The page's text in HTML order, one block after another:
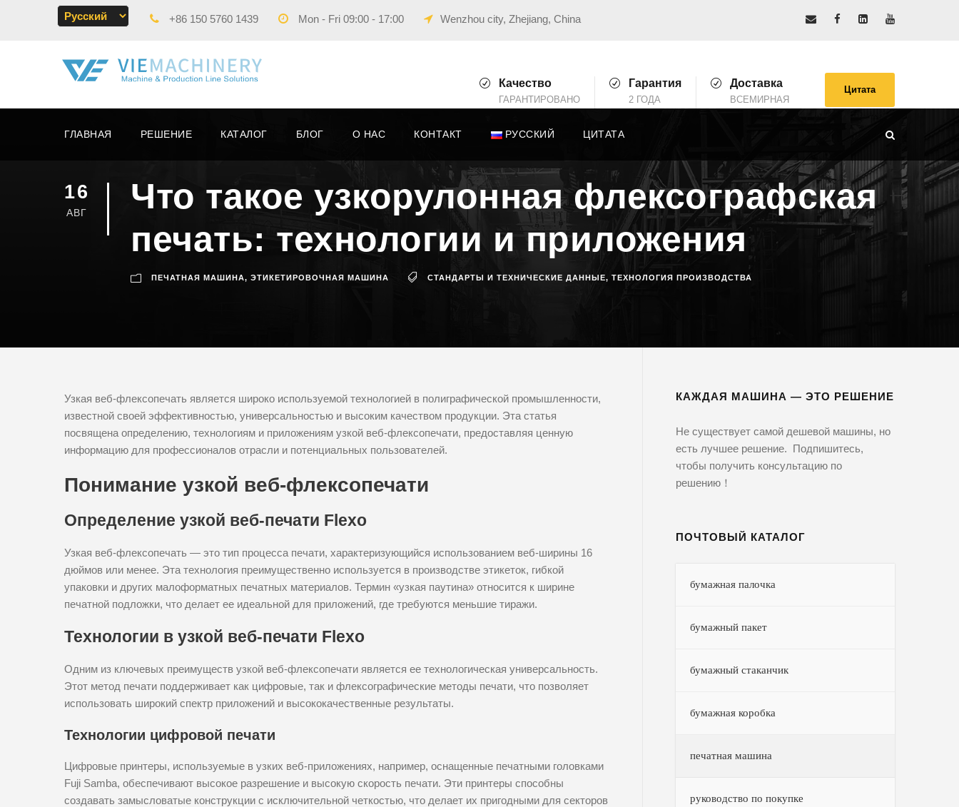
+86 150 5760 1439 Mon - Fri 09:00 - 17:00 Wenzhou city, Zhejiang, China
Качество
ГАРАНТИРОВАНО
Гарантия
2 ГОДА
Доставка
ВСЕМИРНАЯ
Цитата
ГЛАВНАЯ РЕШЕНИЕ КАТАЛОГ БЛОГ О НАС КОНТАКТ РУССКИЙ ЦИТАТА
16
АВГ
Что такое узкорулонная флексографская
печать: технологии и приложения
ПЕЧАТНАЯ МАШИНА, ЭТИКЕТИРОВОЧНАЯ МАШИНА СТАНДАРТЫ И ТЕХНИЧЕСКИЕ ДАННЫЕ, ТЕХНОЛОГИЯ ПРОИЗВОДСТВА
Узкая веб-флексопечать является широко используемой технологией в полиграфической промышленности,
известной своей эффективностью, универсальностью и высоким качеством продукции. Эта статья
посвящена определению, технологиям и приложениям узкой веб-флексопечати, предоставляя ценную
информацию для профессионалов отрасли и потенциальных пользователей.
Понимание узкой веб-флексопечати
Определение узкой веб-печати Flexo
Узкая веб-флексопечать — это тип процесса печати, характеризующийся использованием веб-ширины 16
дюймов или менее. Эта технология преимущественно используется в производстве этикеток, гибкой
упаковки и других малоформатных печатных материалов. Термин «узкая паутина» относится к ширине
печатной подложки, что делает ее идеальной для приложений, где требуются меньшие тиражи.
Технологии в узкой веб-печати Flexo
Одним из ключевых преимуществ узкой веб-флексопечати является ее технологическая универсальность.
Этот метод печати поддерживает как цифровые, так и флексографические методы печати, что позволяет
использовать широкий спектр приложений и высококачественные результаты.
Технологии цифровой печати
Цифровые принтеры, используемые в узких веб-приложениях, например, оснащенные печатными головками
Fuji Samba, обеспечивают высокое разрешение и высокую скорость печати. Эти принтеры способны
создавать замысловатые конструкции с исключительной четкостью, что делает их пригодными для секторов
КАЖДАЯ МАШИНА — ЭТО РЕШЕНИЕ
Не существует самой дешевой машины, но
есть лучшее решение. Подпишитесь,
чтобы получить консультацию по
решению！
ПОЧТОВЫЙ КАТАЛОГ
бумажная палочка
бумажный пакет
бумажный стаканчик
бумажная коробка
печатная машина
руководство по покупке